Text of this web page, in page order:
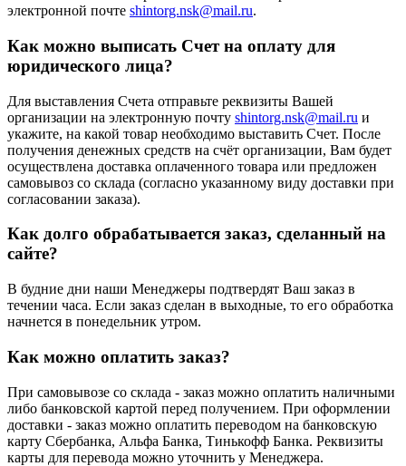
электронной почте shintorg.nsk@mail.ru.
Как можно выписать Счет на оплату для
юридического лица?
Для выставления Счета отправьте реквизиты Вашей
организации на электронную почту shintorg.nsk@mail.ru и
укажите, на какой товар необходимо выставить Счет. После
получения денежных средств на счёт организации, Вам будет
осуществлена доставка оплаченного товара или предложен
самовывоз со склада (согласно указанному виду доставки при
согласовании заказа).
Как долго обрабатывается заказ, сделанный на
сайте?
В будние дни наши Менеджеры подтвердят Ваш заказ в
течении часа. Если заказ сделан в выходные, то его обработка
начнется в понедельник утром.
Как можно оплатить заказ?
При самовывозе со склада - заказ можно оплатить наличными
либо банковской картой перед получением. При оформлении
доставки - заказ можно оплатить переводом на банковскую
карту Сбербанка, Альфа Банка, Тинькофф Банка. Реквизиты
карты для перевода можно уточнить у Менеджера.